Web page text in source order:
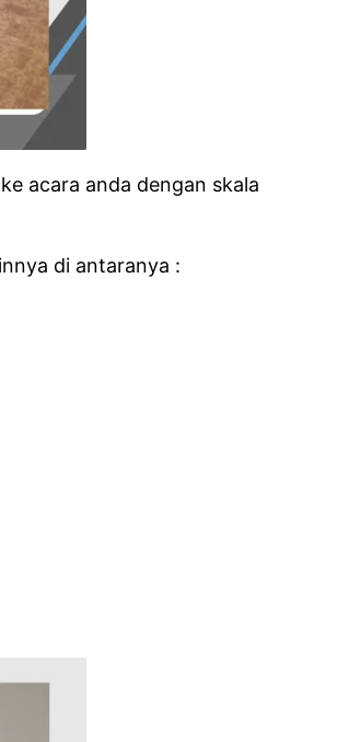
acara anda dengan skala
di antaranya :